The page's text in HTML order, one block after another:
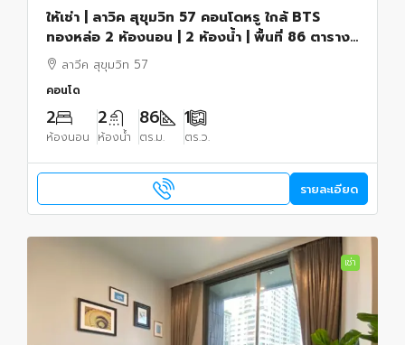
ให้เช่า | ลาวิค สุขุมวิท 57 คอนโดหรู ใกล้ BTS
ทองหล่อ 2 ห้องนอน | 2 ห้องน้ำ | พื้นที่ 86 ตาราง
เมตรลาวีค สุขุมวิท 57
คอนโด
2
ห้องนอน
2
ห้องน้ำ
86
ตร.ม.
1
ตร.ว.
รายละเอียด
เช่า